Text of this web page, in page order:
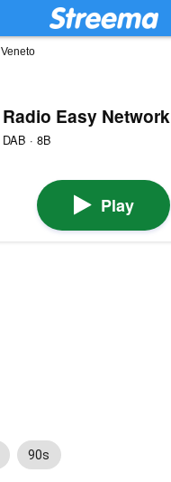
Veneto
Radio Easy Network
DAB · 8B
Play
90s